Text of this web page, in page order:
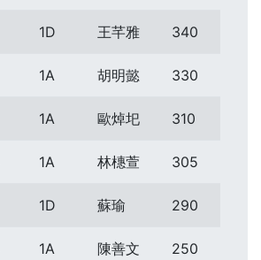
1D 王芊雅 340
1A 胡明懿 330
1A 歐焯圯 310
1A 林橞萱 305
1D 蘇瑜 290
1A 陳善文 250